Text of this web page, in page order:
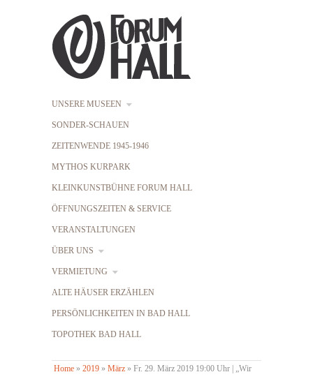
UNSERE MUSEEN
SONDER-SCHAUEN
ZEITENWENDE 1945-1946
MYTHOS KURPARK
KLEINKUNSTBÜHNE FORUM HALL
ÖFFNUNGSZEITEN & SERVICE
VERANSTALTUNGEN
ÜBER UNS
VERMIETUNG
ALTE HÄUSER ERZÄHLEN
PERSÖNLICHKEITEN IN BAD HALL
TOPOTHEK BAD HALL
Home » 2019 » März » Fr. 29. März 2019 19:00 Uhr | „Wir